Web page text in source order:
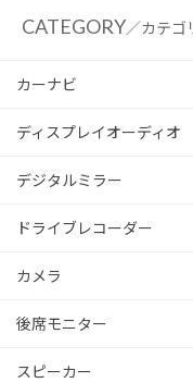
CATEGORY／カテゴ
カーナビ
ディスプレイオーディオ
デジタルミラー
ドライブレコーダー
カメラ
後席モニター
スピーカー